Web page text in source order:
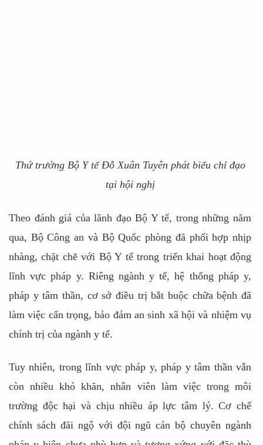
Thứ trưởng Bộ Y tế Đỗ Xuân Tuyên phát biểu chỉ đạo
tại hội nghị
Theo đánh giá của lãnh đạo Bộ Y tế, trong những năm
qua, Bộ Công an và Bộ Quốc phòng đã phối hợp nhịp
nhàng, chặt chẽ với Bộ Y tế trong triển khai hoạt động
lĩnh vực pháp y. Riêng ngành y tế, hệ thống pháp y,
pháp y tâm thần, cơ sở điều trị bắt buộc chữa bệnh đã
làm việc cẩn trọng, bảo đảm an sinh xã hội và nhiệm vụ
chính trị của ngành y tế.
Tuy nhiên, trong lĩnh vực pháp y, pháp y tâm thần vẫn
còn nhiều khó khăn, nhân viên làm việc trong môi
trường độc hại và chịu nhiều áp lực tâm lý. Cơ chế
chính sách đãi ngộ với đội ngũ cán bộ chuyên ngành